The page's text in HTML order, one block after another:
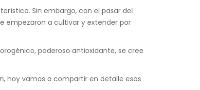
Sin embargo, con el pasar del
empezaron a cultivar y extender por
poderoso antioxidante, se cree
hoy vamos a compartir en detalle esos